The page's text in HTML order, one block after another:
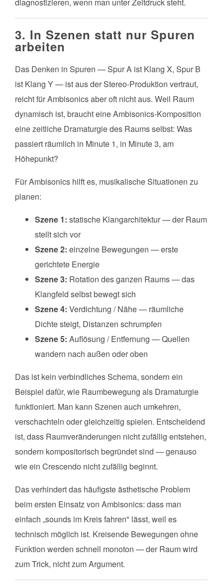
3. In Szenen statt nur Spuren
arbeiten
Das Denken in Spuren — Spur A ist Klang X, Spur B
ist Klang Y — ist aus der Stereo-Produktion vertraut,
reicht für Ambisonics aber oft nicht aus. Weil Raum
dynamisch ist, braucht eine Ambisonics-Komposition
eine zeitliche Dramaturgie des Raums selbst: Was
passiert räumlich in Minute 1, in Minute 3, am
Höhepunkt?
Für Ambisonics hilft es, musikalische Situationen zu
planen:
Szene 1: statische Klangarchitektur — der Raum
stellt sich vor
Szene 2: einzelne Bewegungen — erste
gerichtete Energie
Szene 3: Rotation des ganzen Raums — das
Klangfeld selbst bewegt sich
Szene 4: Verdichtung / Nähe — räumliche
Dichte steigt, Distanzen schrumpfen
Szene 5: Auflösung / Entfernung — Quellen
wandern nach außen oder oben
Das ist kein verbindliches Schema, sondern ein
Beispiel dafür, wie Raumbewegung als Dramaturgie
funktioniert. Man kann Szenen auch umkehren,
verschachteln oder gleichzeitig spielen. Entscheidend
ist, dass Raumveränderungen nicht zufällig entstehen,
sondern kompositorisch begründet sind — genauso
wie ein Crescendo nicht zufällig beginnt.
Das verhindert das häufigste ästhetische Problem
beim ersten Einsatz von Ambisonics: dass man
einfach „sounds im Kreis fahren" lässt, weil es
technisch möglich ist. Kreisende Bewegungen ohne
Funktion werden schnell monoton — der Raum wird
zum Trick, nicht zum Argument.